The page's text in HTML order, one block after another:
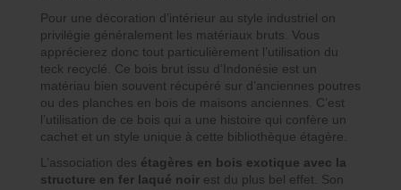
Pour une décoration d’intérieur au style industriel on
privilégie généralement les matériaux bruts. Vous
apprécierez donc tout particulièrement l’utilisation du
teck recyclé. Ce bois brut issu d’Indonésie est un
matériau bien souvent récupéré sur d’anciennes poutres
ou des planches en bois de maisons anciennes. C’est
l’utilisation de ce bois qui a une histoire qui confère un
cachet et un style unique à cette bibliothèque étagère.
L’association des étagères en bois exotique avec la
structure en fer laqué noir est du plus bel effet. Son